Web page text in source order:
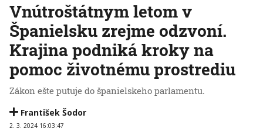
Vnútroštátnym letom v
Španielsku zrejme odzvoní.
Krajina podniká kroky na
pomoc životnému prostrediu
Zákon ešte putuje do španielskeho parlamentu.
František Šodor
2. 3. 2024 16:03:47